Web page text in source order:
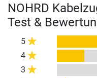
NOHRD
Test &
5
4
3